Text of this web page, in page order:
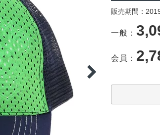
販売期間：
一般：
会員：